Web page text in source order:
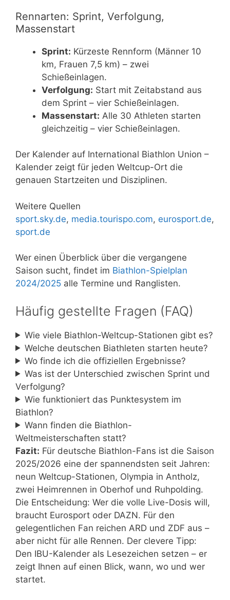
Rennarten: Sprint, Verfolgung,
Massenstart
Sprint: Kürzeste Rennform (Männer 10
km, Frauen 7,5 km) – zwei
Schießeinlagen.
Verfolgung: Start mit Zeitabstand aus
dem Sprint – vier Schießeinlagen.
Massenstart: Alle 30 Athleten starten
gleichzeitig – vier Schießeinlagen.
Der Kalender auf International Biathlon Union –
Kalender zeigt für jeden Weltcup-Ort die
genauen Startzeiten und Disziplinen.
Weitere Quellen
sport.sky.de, media.tourispo.com, eurosport.de,
sport.de
Wer einen Überblick über die vergangene
Saison sucht, findet im Biathlon-Spielplan
2024/2025 alle Termine und Ranglisten.
Häufig gestellte Fragen (FAQ)
Wie viele Biathlon-Weltcup-Stationen gibt es?
Welche deutschen Biathleten starten heute?
Wo finde ich die offiziellen Ergebnisse?
Was ist der Unterschied zwischen Sprint und
Verfolgung?
Wie funktioniert das Punktesystem im
Biathlon?
Wann finden die Biathlon-
Weltmeisterschaften statt?
Fazit: Für deutsche Biathlon-Fans ist die Saison
2025/2026 eine der spannendsten seit Jahren:
neun Weltcup-Stationen, Olympia in Antholz,
zwei Heimrennen in Oberhof und Ruhpolding.
Die Entscheidung: Wer die volle Live-Dosis will,
braucht Eurosport oder DAZN. Für den
gelegentlichen Fan reichen ARD und ZDF aus –
aber nicht für alle Rennen. Der clevere Tipp:
Den IBU-Kalender als Lesezeichen setzen – er
zeigt Ihnen auf einen Blick, wann, wo und wer
startet.